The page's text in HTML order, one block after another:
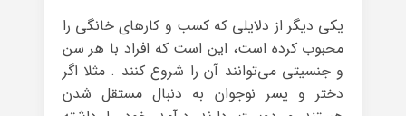
یکی دیگر از دلایلی که کسب و کارهای خانگی را
محبوب کرده است، این است که افراد با هر سن
و جنسیتی می‌توانند آن را شروع کنند . مثلا اگر
دختر و پسر نوجوان به دنبال مستقل شدن